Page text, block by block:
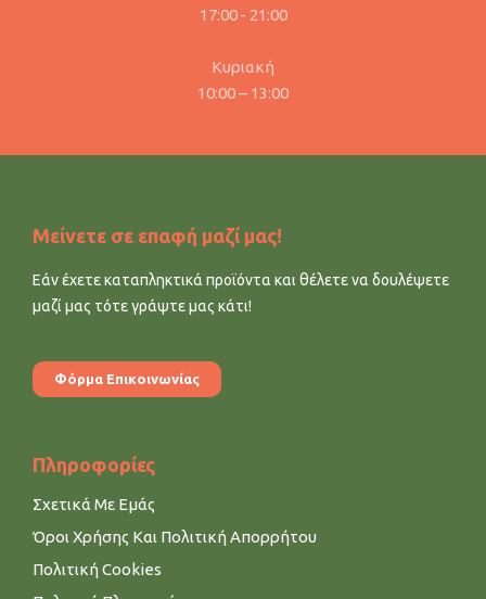
17:00 - 21:00
Κυριακή
10:00 – 13:00
Μείνετε σε επαφή μαζί μας!
Εάν έχετε καταπληκτικά προϊόντα και θέλετε να δουλέψετε
μαζί μας τότε γράψτε μας κάτι!
Φόρμα Επικοινωνίας
Πληροφορίες
Σχετικά Με Εμάς
Όροι Χρήσης Και Πολιτική Απορρήτου
Πολιτική Cookies